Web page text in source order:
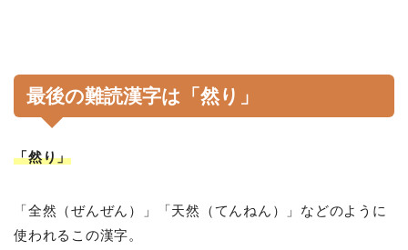
最後の難読漢字は「然り」
「然り」
「全然（ぜんぜん）」「天然（てんねん）」などのように
使われるこの漢字。